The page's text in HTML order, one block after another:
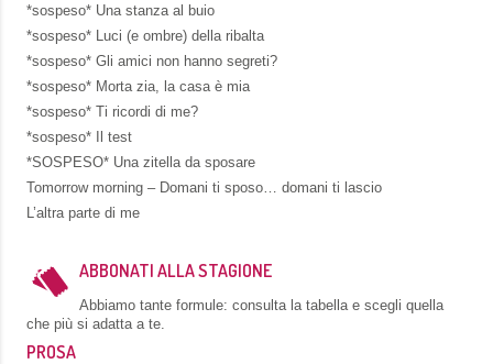
*sospeso* Una stanza al buio
*sospeso* Luci (e ombre) della ribalta
*sospeso* Gli amici non hanno segreti?
*sospeso* Morta zia, la casa è mia
*sospeso* Ti ricordi di me?
*sospeso* Il test
*SOSPESO* Una zitella da sposare
Tomorrow morning – Domani ti sposo… domani ti lascio
L’altra parte di me
ABBONATI ALLA STAGIONE
Abbiamo tante formule: consulta la tabella e scegli quella
che più si adatta a te.
PROSA